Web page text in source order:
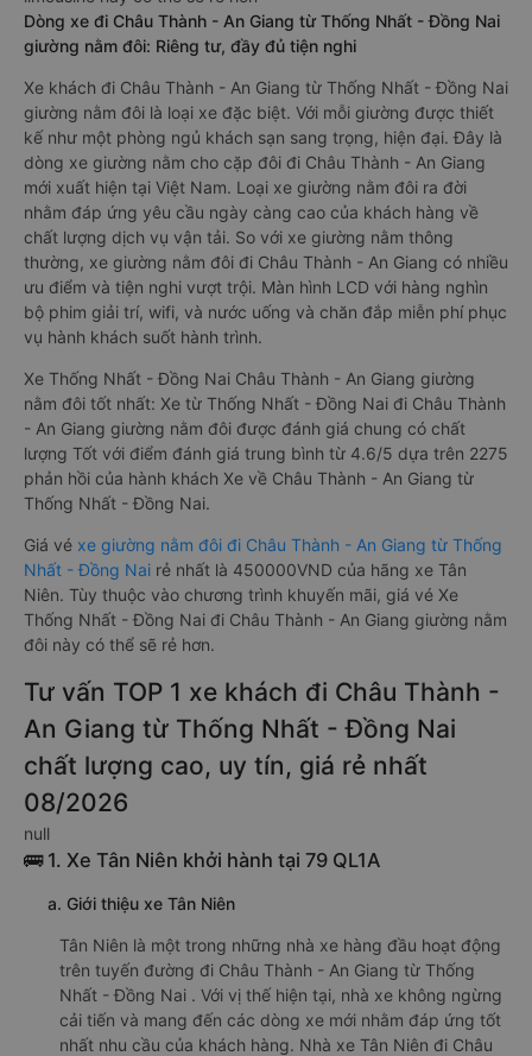
Dòng xe đi Châu Thành - An Giang từ Thống Nhất - Đồng Nai
giường nằm đôi: Riêng tư, đầy đủ tiện nghi
Xe khách đi Châu Thành - An Giang từ Thống Nhất - Đồng Nai
giường nằm đôi là loại xe đặc biệt. Với mỗi giường được thiết
kế như một phòng ngủ khách sạn sang trọng, hiện đại. Đây là
dòng xe giường nằm cho cặp đôi đi Châu Thành - An Giang
mới xuất hiện tại Việt Nam. Loại xe giường nằm đôi ra đời
nhằm đáp ứng yêu cầu ngày càng cao của khách hàng về
chất lượng dịch vụ vận tải. So với xe giường nằm thông
thường, xe giường nằm đôi đi Châu Thành - An Giang có nhiều
ưu điểm và tiện nghi vượt trội. Màn hình LCD với hàng nghìn
bộ phim giải trí, wifi, và nước uống và chăn đắp miễn phí phục
vụ hành khách suốt hành trình.
Xe Thống Nhất - Đồng Nai Châu Thành - An Giang giường
nằm đôi tốt nhất: Xe từ Thống Nhất - Đồng Nai đi Châu Thành
- An Giang giường nằm đôi được đánh giá chung có chất
lượng Tốt với điểm đánh giá trung bình từ 4.6/5 dựa trên 2275
phản hồi của hành khách Xe về Châu Thành - An Giang từ
Thống Nhất - Đồng Nai.
Giá vé xe giường nằm đôi đi Châu Thành - An Giang từ Thống
Nhất - Đồng Nai rẻ nhất là 450000VND của hãng xe Tân
Niên. Tùy thuộc vào chương trình khuyến mãi, giá vé Xe
Thống Nhất - Đồng Nai đi Châu Thành - An Giang giường nằm
đôi này có thể sẽ rẻ hơn.
Tư vấn TOP 1 xe khách đi Châu Thành -
An Giang từ Thống Nhất - Đồng Nai
chất lượng cao, uy tín, giá rẻ nhất
08/2026
null
🚌 1. Xe Tân Niên khởi hành tại 79 QL1A
a. Giới thiệu xe Tân Niên
Tân Niên là một trong những nhà xe hàng đầu hoạt động
trên tuyến đường đi Châu Thành - An Giang từ Thống
Nhất - Đồng Nai . Với vị thế hiện tại, nhà xe không ngừng
cải tiến và mang đến các dòng xe mới nhằm đáp ứng tốt
nhất nhu cầu của khách hàng. Nhà xe Tân Niên đi Châu